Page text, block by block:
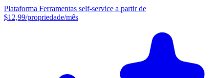
Plataforma Ferramentas self-service a partir de
$12,99/propriedade/mês